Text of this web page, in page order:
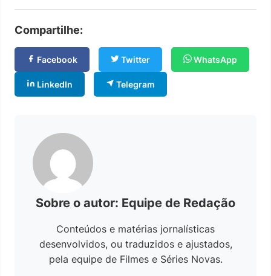
Compartilhe:
Facebook Twitter WhatsApp
LinkedIn Telegram
Sobre o autor: Equipe de Redação
Conteúdos e matérias jornalísticas
desenvolvidos, ou traduzidos e ajustados,
pela equipe de Filmes e Séries Novas.